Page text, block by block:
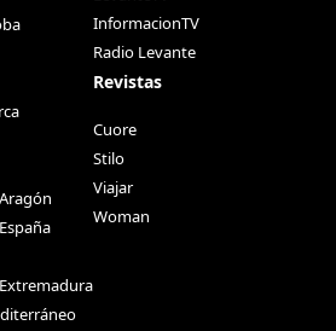
InformacionTV
Radio Levante
Revistas
Cuore
Stilo
Viajar
Woman